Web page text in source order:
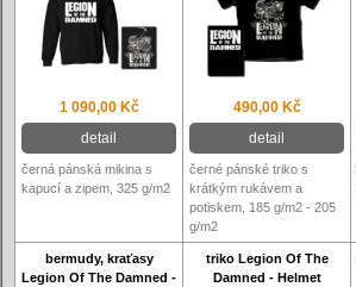
1 090,00 Kč
detail
490,00 Kč
detail
černá pánská mikina s
kapucí a zipem, 325 g/m2
černé pánské triko s
krátkým rukávem a
potiskem, 185 g/m2 - 205
g/m2
bermudy, kraťasy
Legion Of The Damned -
triko Legion Of The
Damned - Helmet